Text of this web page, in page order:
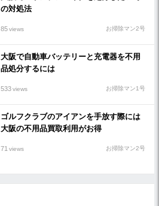
の対処法
85views お掃除マン2号
大阪で自動車バッテリーと充電器を不用
品処分するには
533views お掃除マン1号
ゴルフクラブのアイアンを手放す際には
大阪の不用品買取利用がお得
71 views お掃除マン2号